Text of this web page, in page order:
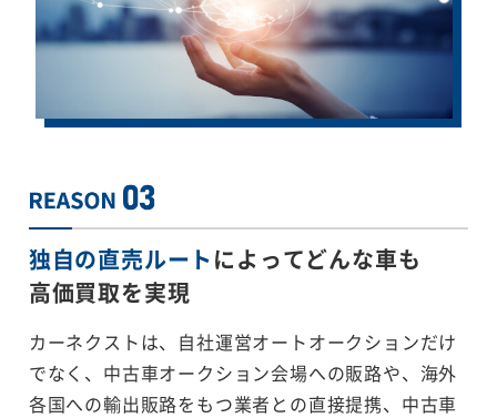
独自の直売ルートによってどんな車も
高価買取を実現
カーネクストは、自社運営オートオークションだけ
でなく、中古車オークション会場への販路や、海外
各国への輸出販路をもつ業者との直接提携、中古車